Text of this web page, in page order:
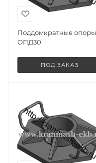
Поддомкратные опоры
ОПД30
ПОД ЗАКАЗ